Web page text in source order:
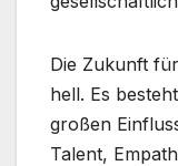
Die Zukunft
hell. Es
großen
Talent,